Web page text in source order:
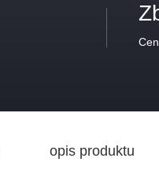
opis produktu